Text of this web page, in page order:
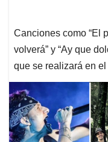
Canciones como “El
volverá” y “Ay que
que se realizará en